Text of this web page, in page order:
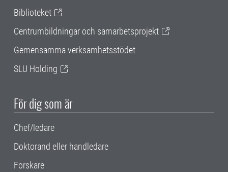
Biblioteket
Centrumbildningar och samarbetsprojekt
Gemensamma verksamhetsstödet
SLU Holding
För dig som är
Chef/ledare
Doktorand eller handledare
Forskare